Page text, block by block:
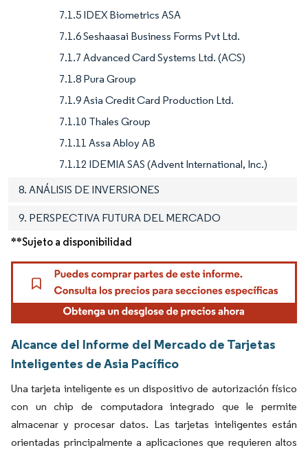
7.1.5 IDEX Biometrics ASA
7.1.6 Seshaasai Business Forms Pvt Ltd.
7.1.7 Advanced Card Systems Ltd. (ACS)
7.1.8 Pura Group
7.1.9 Asia Credit Card Production Ltd.
7.1.10 Thales Group
7.1.11 Assa Abloy AB
7.1.12 IDEMIA SAS (Advent International, Inc.)
8. ANÁLISIS DE INVERSIONES
9. PERSPECTIVA FUTURA DEL MERCADO
**Sujeto a disponibilidad
Alcance del Informe del Mercado de Tarjetas
Inteligentes de Asia Pacífico
Una tarjeta inteligente es un dispositivo de autorización físico
con un chip de computadora integrado que le permite
almacenar y procesar datos. Las tarjetas inteligentes están
orientadas principalmente a aplicaciones que requieren altos